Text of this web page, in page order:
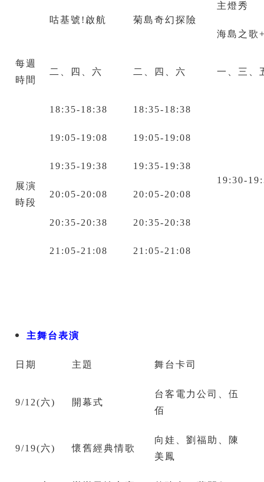
咕基號!啟航 菊島奇幻探險
主燈秀
海島之歌
每週
時間
二、四、六 二、四、六 一、三、
展演
時段
18:35-18:38
19:05-19:08
19:35-19:38
20:05-20:08
20:35-20:38
21:05-21:08
18:35-18:38
19:05-19:08
19:35-19:38
20:05-20:08
20:35-20:38
21:05-21:08
19:30-
主舞台表演
日期 主題 舞台卡司
9/12(六) 開幕式
台客電力公司、伍
佰
9/19(六) 懷舊經典情歌
向娃、劉福助、陳
美鳳